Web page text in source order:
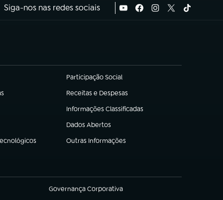
Siga-nos nas redes sociais
Participação Social
(abre em nova aba)
Receitas e Despesas
(abre em nova aba)
Informações Classificadas
(abre em nova aba)
Dados Abertos
(abre em nova aba)
Outras Informações
(abre em nova aba)
Governança Corporativa
(abre em nova aba)